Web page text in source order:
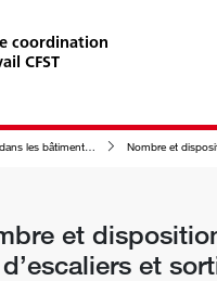
coordination
CFST
constructions ainsi que dans leur enceinte Nombre et disposition des voies
et
et